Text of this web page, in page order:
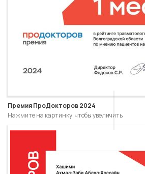
Премия ПроДокторов 2024
Нажмите на картинку, чтобы увеличить